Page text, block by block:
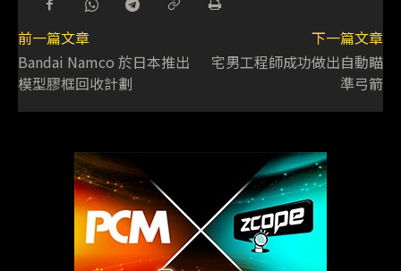
前一篇文章
Bandai Namco 於日本推出
模型膠框回收計劃
下一篇文章
宅男工程師成功做出自動瞄
準弓箭